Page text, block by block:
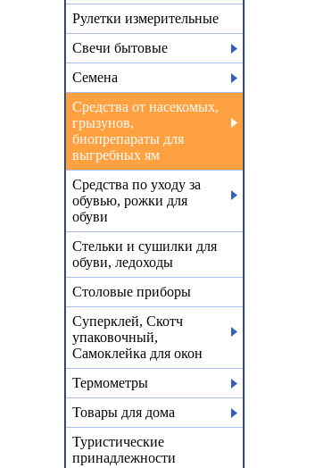
Рулетки измерительные
Свечи бытовые
Семена
Средства от насекомых,
грызунов,
биопрепараты для
выгребных ям
Средства по уходу за
обувью, рожки для
обуви
Стельки и сушилки для
обуви, ледоходы
Столовые приборы
Суперклей, Скотч
упаковочный,
Самоклейка для окон
Термометры
Товары для дома
Туристические
принадлежности